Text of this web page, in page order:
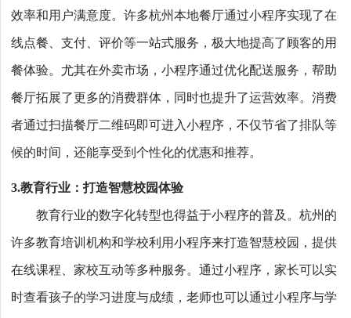
效率和用户满意度。许多杭州本地餐厅通过小程序实现了在
线点餐、支付、评价等一站式服务，极大地提高了顾客的用
餐体验。尤其在外卖市场，小程序通过优化配送服务，帮助
餐厅拓展了更多的消费群体，同时也提升了运营效率。消费
者通过扫描餐厅二维码即可进入小程序，不仅节省了排队等
候的时间，还能享受到个性化的优惠和推荐。
3.教育行业：打造智慧校园体验
教育行业的数字化转型也得益于小程序的普及。杭州的
许多教育培训机构和学校利用小程序来打造智慧校园，提供
在线课程、家校互动等多种服务。通过小程序，家长可以实
时查看孩子的学习进度与成绩，老师也可以通过小程序与学